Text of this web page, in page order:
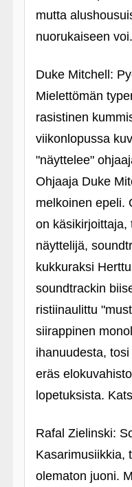
mutta
nuorukaiseen
Duke Mitchell:
Mielettömän
rasistinen
viikonlopussa
"näyttelee"
Ohjaaja Duke
melkoinen epeli.
on käsikirjoittaja,
näyttelijä,
kukkuraksi
soundtrackin
ristiinaulittu
siirappinen
ihanuudesta,
eräs
lopetuksista.
Rafal Zielinski:
Kasarimusiikkia,
olematon juoni.